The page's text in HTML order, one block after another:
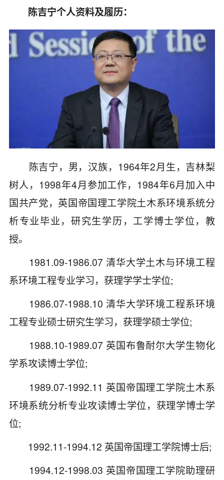
陈吉宁个人资料及履历：
陈吉宁，男，汉族，1964年2月生，吉林梨
树人，1998年4月参加工作，1984年6月加入中
国共产党，英国帝国理工学院土木系环境系统分
析专业毕业，研究生学历，工学博士学位，教
授。
1981.09-1986.07 清华大学土木与环境工程
系环境工程专业学习，获理学学士学位;
1986.07-1988.10 清华大学环境工程系环境
工程专业硕士研究生学习，获理学硕士学位;
1988.10-1989.07 英国布鲁耐尔大学生物化
学系攻读博士学位;
1989.07-1992.11 英国帝国理工学院土木系
环境系统分析专业攻读博士学位，获理学博士学
位;
1992.11-1994.12 英国帝国理工学院博士后;
1994.12-1998.03 英国帝国理工学院助理研